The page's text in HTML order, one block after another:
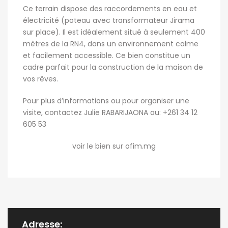
Ce terrain dispose des raccordements en eau et
électricité (poteau avec transformateur Jirama
sur place). Il est idéalement situé à seulement 400
mètres de la RN4, dans un environnement calme
et facilement accessible. Ce bien constitue un
cadre parfait pour la construction de la maison de
vos rêves.
Pour plus d’informations ou pour organiser une
visite, contactez Julie RABARIJAONA au: +261 34 12
605 53
voir le bien sur ofim.mg
Adresse: